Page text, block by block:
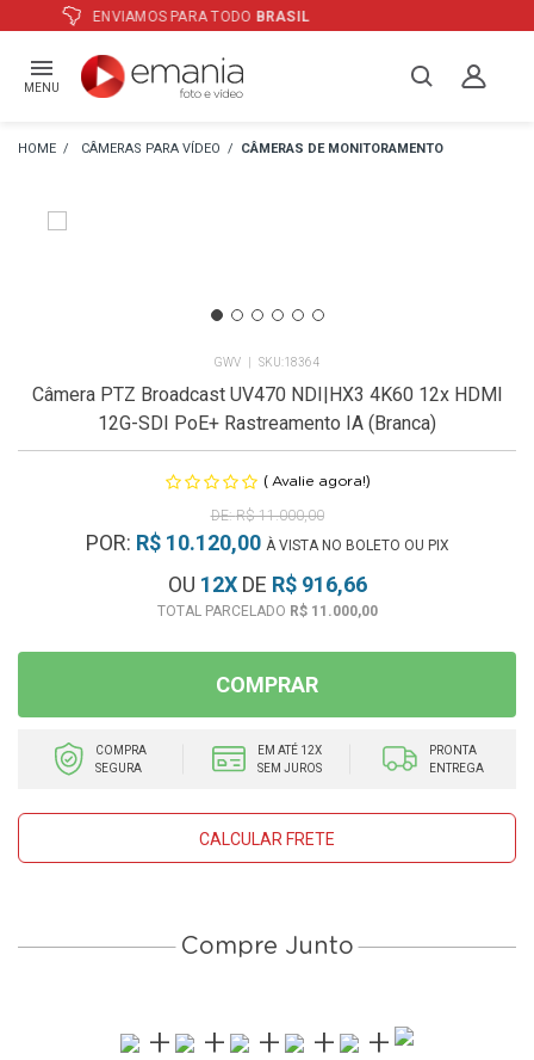
ATÉ12XE PREÇO ESPECIAL
MENU
CÂMERAS PARA VÍDEO CÂMERAS DE MONITORAMENTO
GWV 18364
Câmera PTZ Broadcast UV470 NDI|HX3 4K60 12x HDMI
12G-SDI PoE+ Rastreamento IA (Branca)
( Avalie agora!)
R$ 11.000,00
POR: R$ 10.120,00 À VISTA NO BOLETO OU PIX
OU 12XDE R$ 916,66
R$ 11.000,00
COMPRAR
COMPRA
SEGURA
EM ATÉ 12X
SEM JUROS
PRONTA
ENTREGA
CALCULAR FRETE
Compre Junto